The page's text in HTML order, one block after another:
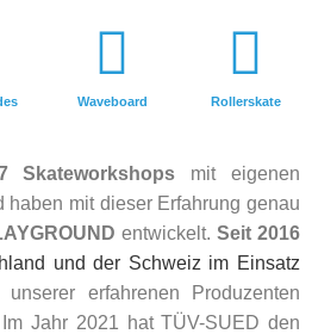
Waveboard Rollerskate
Skateworkshops mit eigenen
haben mit dieser Erfahrung genau
entwickelt. Seit 2016
und der Schweiz im Einsatz
erfahrenen Produzenten
Jahr 2021 hat TÜV-SUED den